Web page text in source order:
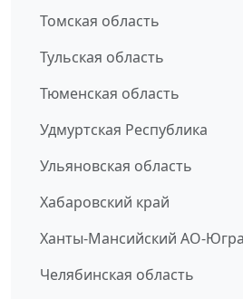
Томская область
Тульская область
Тюменская область
Удмуртская Республика
Ульяновская область
Хабаровский край
Ханты-Мансийский АО-Югра
Челябинская область